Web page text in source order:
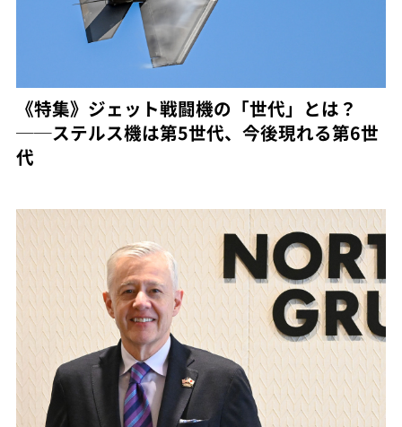
《特集》ジェット戦闘機の「世代」とは？
──ステルス機は第5世代、今後現れる第6世
代